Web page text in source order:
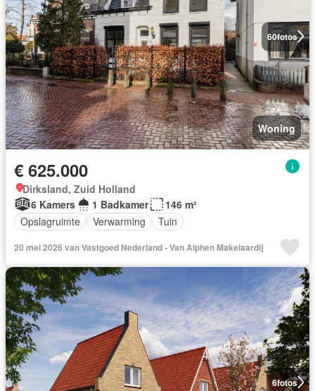
60fotos
Woning
€ 625.000
Dirksland, Zuid Holland
6 Kamers
1 Badkamer
146 m²
Opslagruimte
Verwarming Tuin
20 mei 2026 van Vastgoed Nederland - Van Alphen Makelaardij
6fotos